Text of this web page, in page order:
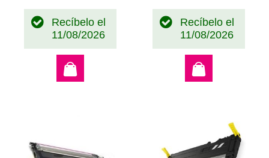
Recíbelo el
11/08/2026
Recíbelo el
11/08/2026